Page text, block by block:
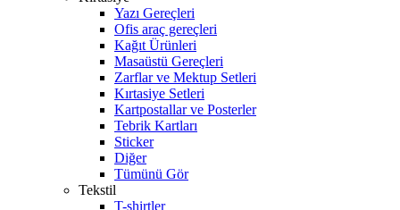
Yazı Gereçleri
Ofis araç gereçleri
Kağıt Ürünleri
Masaüstü Gereçleri
Zarflar ve Mektup Setleri
Kırtasiye Setleri
Kartpostallar ve Posterler
Tebrik Kartları
Sticker
Diğer
Tümünü Gör
Tekstil
T-shirtler